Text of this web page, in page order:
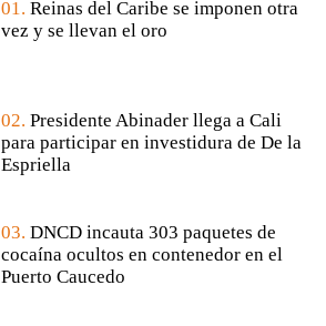
01. Reinas del Caribe se imponen otra
vez y se llevan el oro
02. Presidente Abinader llega a Cali
para participar en investidura de De la
Espriella
03. DNCD incauta 303 paquetes de
cocaína ocultos en contenedor en el
Puerto Caucedo